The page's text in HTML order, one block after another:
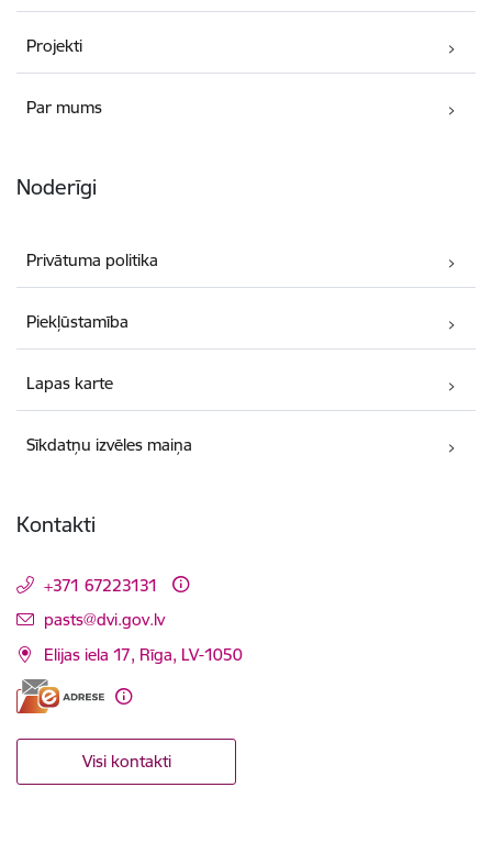
Projekti
Par mums
Noderīgi
Privātuma politika
Piekļūstamība
Lapas karte
Sīkdatņu izvēles maiņa
Kontakti
+371 67223131
E-pasts:
pasts@dvi.gov.lv
Elijas iela 17, Rīga, LV-1050
Visi kontakti